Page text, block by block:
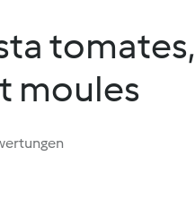
tomates,
moules